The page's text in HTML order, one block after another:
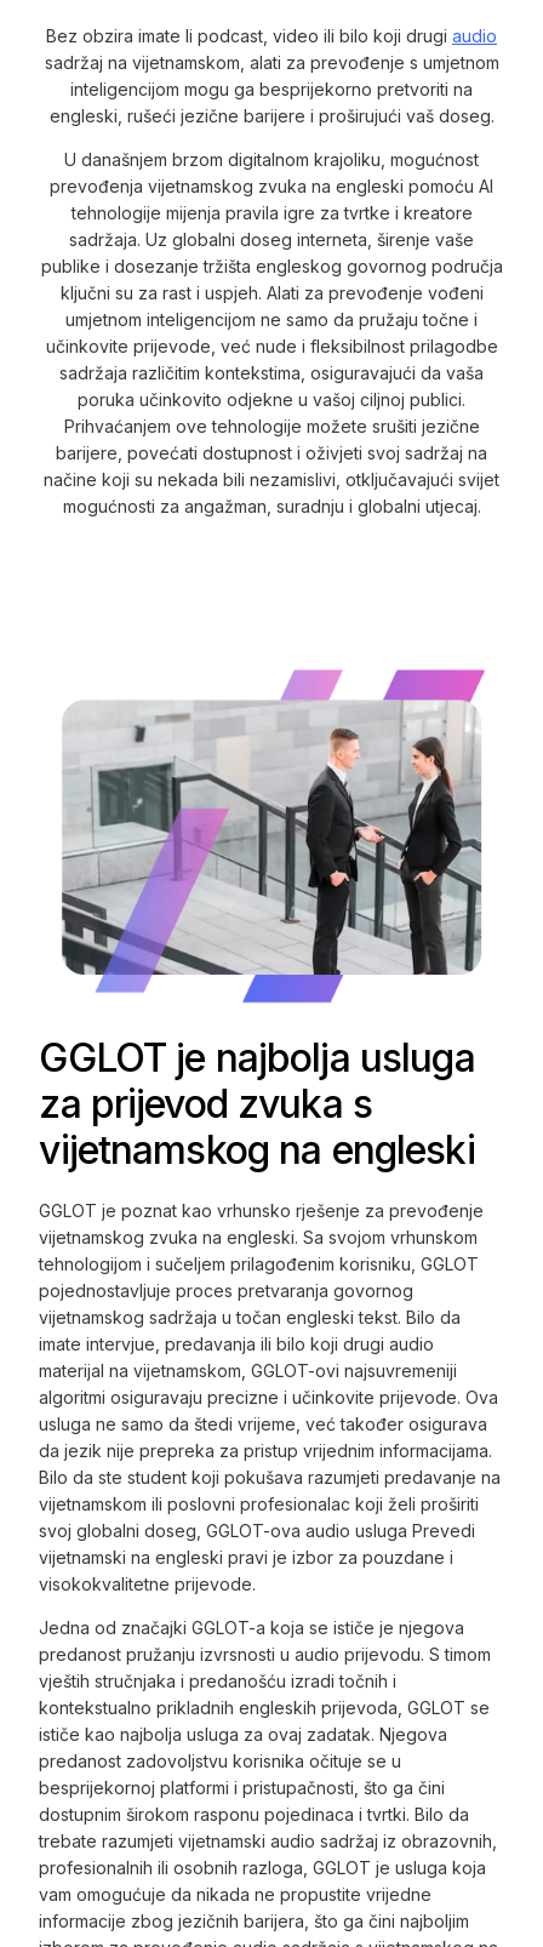
Bez obzira imate li podcast, video ili bilo koji drugi audio
sadržaj na vijetnamskom, alati za prevođenje s umjetnom
inteligencijom mogu ga besprijekorno pretvoriti na
engleski, rušeći jezične barijere i proširujući vaš doseg.
U današnjem brzom digitalnom krajoliku, mogućnost
prevođenja vijetnamskog zvuka na engleski pomoću AI
tehnologije mijenja pravila igre za tvrtke i kreatore
sadržaja. Uz globalni doseg interneta, širenje vaše
publike i dosezanje tržišta engleskog govornog područja
ključni su za rast i uspjeh. Alati za prevođenje vođeni
umjetnom inteligencijom ne samo da pružaju točne i
učinkovite prijevode, već nude i fleksibilnost prilagodbe
sadržaja različitim kontekstima, osiguravajući da vaša
poruka učinkovito odjekne u vašoj ciljnoj publici.
Prihvaćanjem ove tehnologije možete srušiti jezične
barijere, povećati dostupnost i oživjeti svoj sadržaj na
načine koji su nekada bili nezamislivi, otključavajući svijet
mogućnosti za angažman, suradnju i globalni utjecaj.
GGLOT je najbolja usluga
za prijevod zvuka s
vijetnamskog na engleski
GGLOT je poznat kao vrhunsko rješenje za prevođenje
vijetnamskog zvuka na engleski. Sa svojom vrhunskom
tehnologijom i sučeljem prilagođenim korisniku, GGLOT
pojednostavljuje proces pretvaranja govornog
vijetnamskog sadržaja u točan engleski tekst. Bilo da
imate intervjue, predavanja ili bilo koji drugi audio
materijal na vijetnamskom, GGLOT-ovi najsuvremeniji
algoritmi osiguravaju precizne i učinkovite prijevode. Ova
usluga ne samo da štedi vrijeme, već također osigurava
da jezik nije prepreka za pristup vrijednim informacijama.
Bilo da ste student koji pokušava razumjeti predavanje na
vijetnamskom ili poslovni profesionalac koji želi proširiti
svoj globalni doseg, GGLOT-ova audio usluga Prevedi
vijetnamski na engleski pravi je izbor za pouzdane i
visokokvalitetne prijevode.
Jedna od značajki GGLOT-a koja se ističe je njegova
predanost pružanju izvrsnosti u audio prijevodu. S timom
vještih stručnjaka i predanošću izradi točnih i
kontekstualno prikladnih engleskih prijevoda, GGLOT se
ističe kao najbolja usluga za ovaj zadatak. Njegova
predanost zadovoljstvu korisnika očituje se u
besprijekornoj platformi i pristupačnosti, što ga čini
dostupnim širokom rasponu pojedinaca i tvrtki. Bilo da
trebate razumjeti vijetnamski audio sadržaj iz obrazovnih,
profesionalnih ili osobnih razloga, GGLOT je usluga koja
vam omogućuje da nikada ne propustite vrijedne
informacije zbog jezičnih barijera, što ga čini najboljim